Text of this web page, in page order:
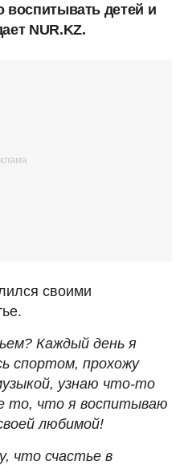
воспитывать детей и
NUR.KZ.
своими
Каждый день я
спортом, прохожу
узнаю что-то
то, что я воспитываю
любимой!
что счастье в